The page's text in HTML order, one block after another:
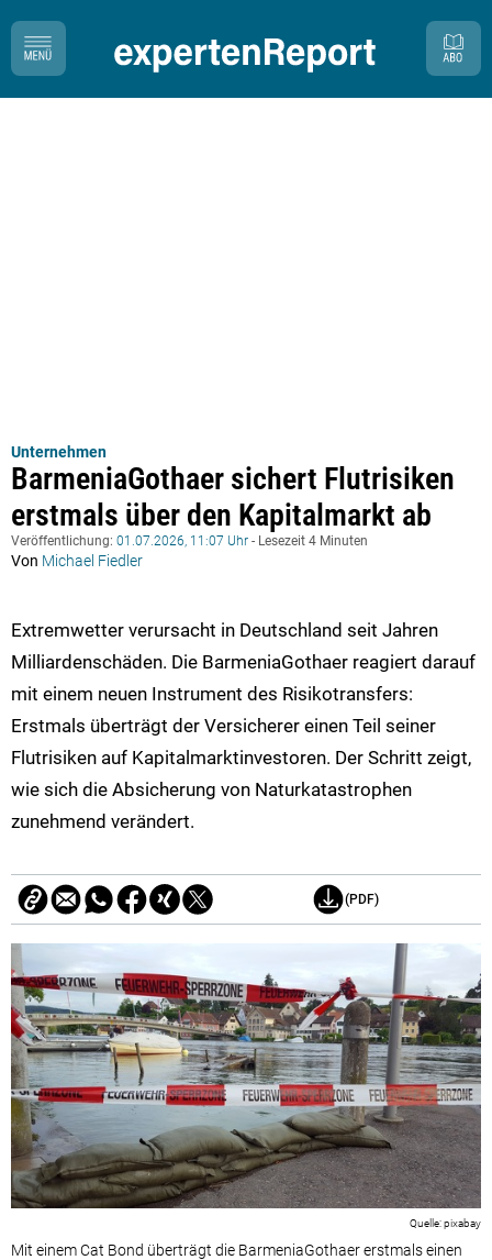
Unternehmen
BarmeniaGothaer sichert Flutrisiken
erstmals über den Kapitalmarkt ab
Veröffentlichung: 01.07.2026, 11:07 Uhr - Lesezeit 4 Minuten
Von Michael Fiedler
Extremwetter verursacht in Deutschland seit Jahren
Milliardenschäden. Die BarmeniaGothaer reagiert darauf
mit einem neuen Instrument des Risikotransfers:
Erstmals überträgt der Versicherer einen Teil seiner
Flutrisiken auf Kapitalmarktinvestoren. Der Schritt zeigt,
wie sich die Absicherung von Naturkatastrophen
zunehmend verändert.
(PDF)
Mit einem Cat Bond überträgt die BarmeniaGothaer erstmals einen
pixabay